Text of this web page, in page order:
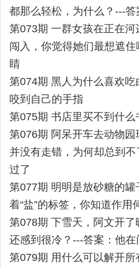
都那么轻松，为什么？---
第073期 一群女孩在正在河
闯入，你觉得她们最想遮
睛
第074期 黑人为什么喜欢
咬到自己的手指
第075期 书店里买不到什么
第076期 阿呆开车去动物
并没有走错，为何却总到
过了
第077期 明明是放砂糖的
着“盐”的标签，你知道作用
第078期 下雪天，阿文开
还感到很冷？---答案：他在
第079期 用什么可以解开